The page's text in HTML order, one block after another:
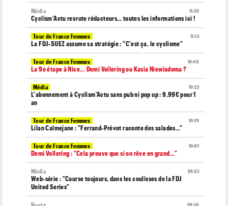
11:20
Média
Cyclism’Actu recrute rédacteurs… toutes les informations ici !
11:13
Tour de France Femmes
La FDJ-SUEZ assume sa stratégie : "C'est ça, le cyclisme"
10:48
Tour de France Femmes
La 9e étape à Nice... Demi Vollering ou Kasia Niewiadoma ?
10:33
Média
L'abonnement à Cyclism'Actu sans pub ni pop up : 9,99€ pour 1
an
10:19
Tour de France Femmes
Lilan Calmejane : "Ferrand-Prévot raconte des salades…"
10:01
Tour de France Femmes
Demi Vollering : "Cela prouve que si on rêve en grand..."
09:53
Média
Web-série : "Course toujours, dans les coulisses de la FDJ
United Series"
09:26
Route